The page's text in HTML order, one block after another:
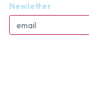
Newletter